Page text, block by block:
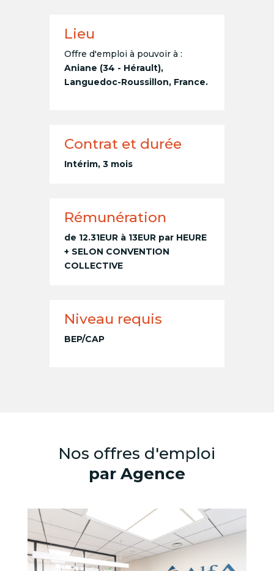
Lieu
Offre d'emploi à pouvoir à :
Aniane (34 - Hérault),
Languedoc-Roussillon, France.
Contrat et durée
Intérim, 3 mois
Rémunération
de 12.31EUR à 13EUR par HEURE
+ SELON CONVENTION
COLLECTIVE
Niveau requis
BEP/CAP
Nos offres d'emploi
par Agence